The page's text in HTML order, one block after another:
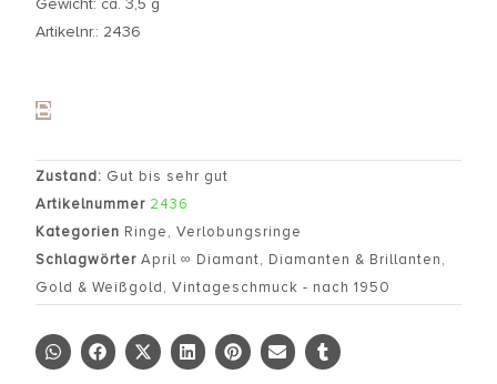
Gewicht: ca. 3,5 g
Artikelnr.: 2436
Zustand: Gut bis sehr gut
Artikelnummer 2436
Kategorien Ringe, Verlobungsringe
Schlagwörter April ∞ Diamant, Diamanten & Brillanten,
Gold & Weißgold, Vintageschmuck - nach 1950